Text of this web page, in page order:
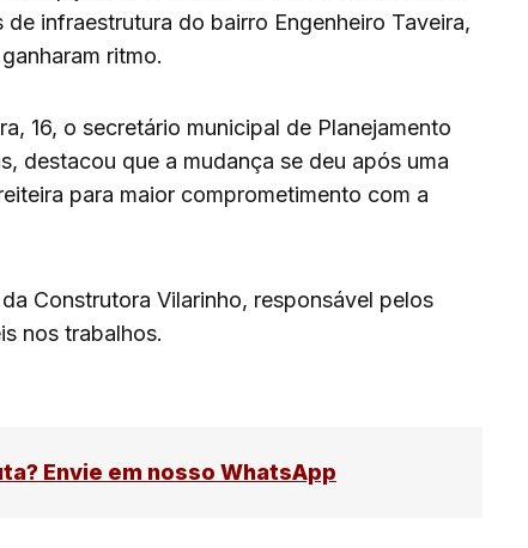
infraestrutura do bairro Engenheiro Taveira,
ritmo.
16, o secretário municipal de Planejamento
destacou que a mudança se deu após uma
para maior comprometimento com a
Construtora Vilarinho, responsável pelos
nos trabalhos.
Envie em nosso WhatsApp